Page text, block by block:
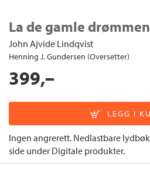
La de gamle
John Ajvide Lindqvist
Henning J. Gundersen (Oversetter)
399,–
Ingen angrerett. Nedlastbare
side under Digitale produkter.